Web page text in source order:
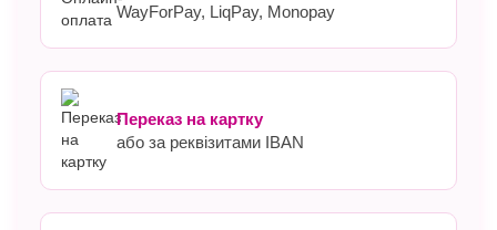
WayForPay, LiqPay, Monopay
Переказ на картку
або за реквізитами IBAN